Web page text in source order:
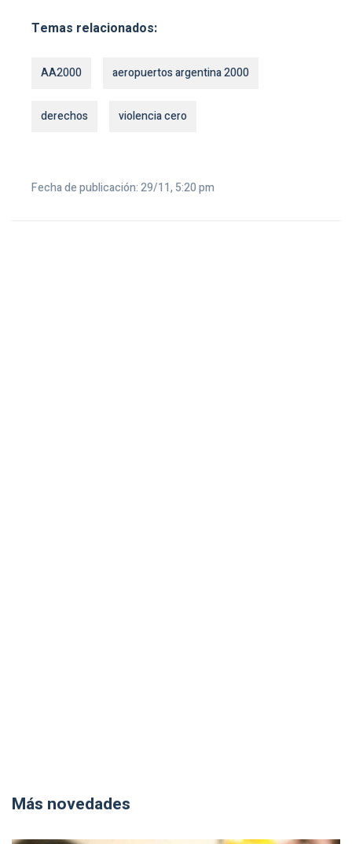
Temas relacionados:
AA2000 aeropuertos argentina 2000
derechos violencia cero
Fecha de publicación: 29/11, 5:20 pm
Más novedades